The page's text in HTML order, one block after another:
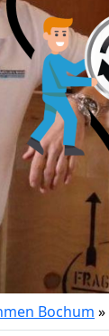
Bochum »